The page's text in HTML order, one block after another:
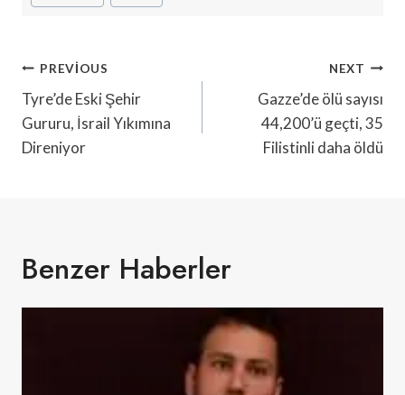
Yazı
Gezinmesi
PREVIOUS
Tyre’de Eski Şehir
Gururu, İsrail Yıkımına
Direniyor
NEXT
Gazze’de ölü sayısı
44,200’ü geçti, 35
Filistinli daha öldü
Benzer Haberler